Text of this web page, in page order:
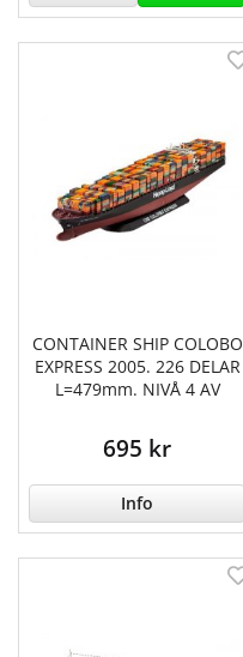
CONTAINER SHIP COLOBO
EXPRESS 2005. 226 DELAR
L=479mm. NIVÅ 4 AV
695 kr
Info